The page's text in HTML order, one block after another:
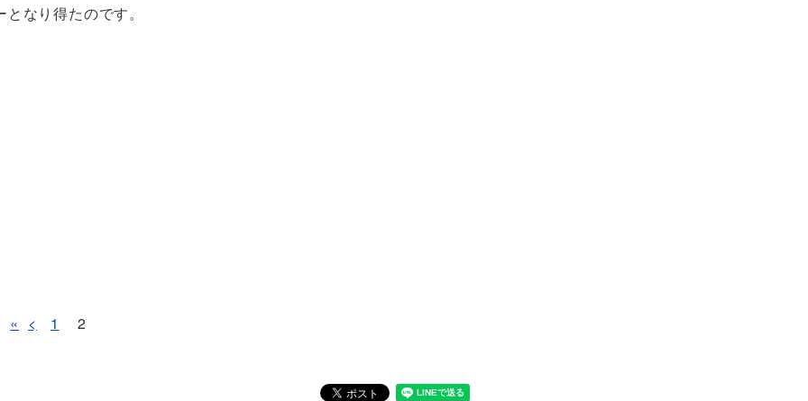
なり得たのです。
« < 1 2